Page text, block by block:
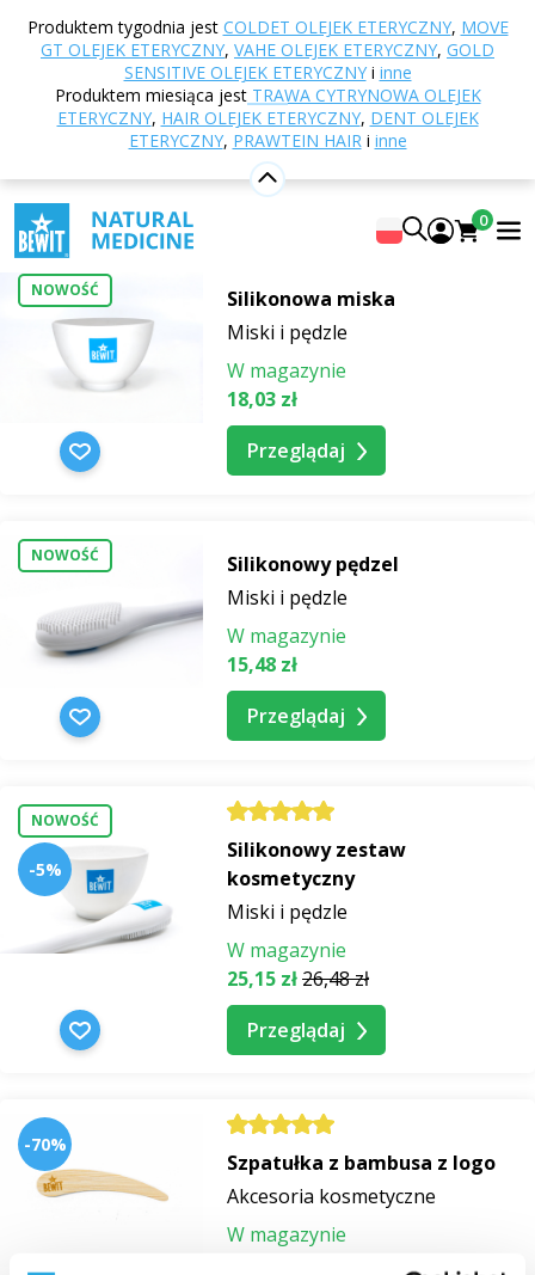
Produktem tygodnia jest COLDET OLEJEK ETERYCZNY, MOVE
GT OLEJEK ETERYCZNY, VAHE OLEJEK ETERYCZNY, GOLD
SENSITIVE OLEJEK ETERYCZNYi inne
Produktem miesiąca jest TRAWA CYTRYNOWA OLEJEK
ETERYCZNY, HAIR OLEJEK ETERYCZNY, DENT OLEJEK
ETERYCZNY, PRAWTEIN HAIRi inne
0
Strona główna
Akcesoria kosmetyczne
Miski i pędzle
Miski i pędzle
Kolejność
NOWOŚĆ
Silikonowa miska
Miski i pędzle
W magazynie
18,03 zł
Przeglądaj
NOWOŚĆ
Silikonowy pędzel
Miski i pędzle
W magazynie
15,48 zł
Przeglądaj
NOWOŚĆ
-5%
Silikonowy zestaw
kosmetyczny
Miski i pędzle
W magazynie
25,15 zł26,48 zł
Przeglądaj
-70%
Szpatułka z bambusa z logo
Akcesoria kosmetyczne
W magazynie